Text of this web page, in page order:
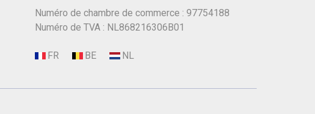
Numéro de chambre de commerce : 97754188
Numéro de TVA : NL868216306B01